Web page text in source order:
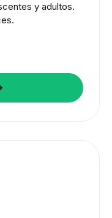
y adultos.